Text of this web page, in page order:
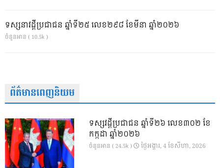
ទស្សនាវដ្ដីប្រជាជន ឆ្នាំទី២៥ លេខ២៩៨ ខែមីនា ឆ្នាំ២០២៦
ចំនួនអាន ( 10.5k )
ព័ត៌មានពេញនិយម
ទស្សវដ្តីប្រជាជន ឆ្នាំទី២៦ លេខ៣០២ ខែ
កក្កដា ឆ្នាំ២០២៦
ចំនួនអាន ( 24.5k ) ថ្ងៃ​អង្គារ, 4 ខែ​សីហា, 2026